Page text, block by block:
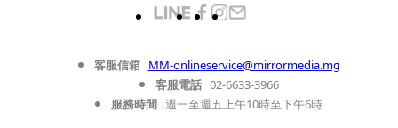
客服信箱 MM-onlineservice@mirrormedia.mg
客服電話 02-6633-3966
服務時間 週一至週五上午10時至下午6時